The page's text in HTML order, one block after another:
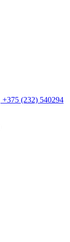
+375 (232) 540294